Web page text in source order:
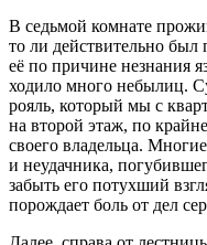
В седьмой комнате
то ли действительно был
её по причине незнания
ходило много небылиц.
рояль, который мы с
на второй этаж, по
своего владельца.
и неудачника,
забыть его потухший
порождает боль от дел